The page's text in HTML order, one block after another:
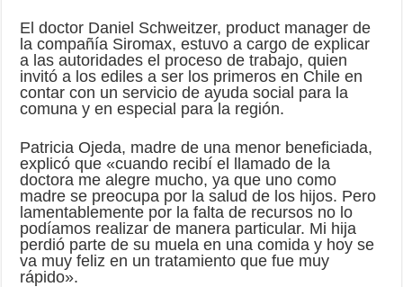
El doctor Daniel Schweitzer, product manager de
la compañía Siromax, estuvo a cargo de explicar
a las autoridades el proceso de trabajo, quien
invitó a los ediles a ser los primeros en Chile en
contar con un servicio de ayuda social para la
comuna y en especial para la región.
Patricia Ojeda, madre de una menor beneficiada,
explicó que «cuando recibí el llamado de la
doctora me alegre mucho, ya que uno como
madre se preocupa por la salud de los hijos. Pero
lamentablemente por la falta de recursos no lo
podíamos realizar de manera particular. Mi hija
perdió parte de su muela en una comida y hoy se
va muy feliz en un tratamiento que fue muy
rápido».